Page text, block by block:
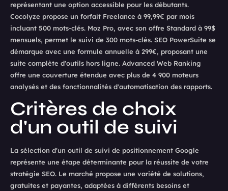
représentant une option accessible pour les débutants.
Cocolyze propose un forfait Freelance à 99,99€ par mois
incluant 500 mots-clés. Moz Pro, avec son offre Standard à 99$
mensuels, permet le suivi de 300 mots-clés. SEO PowerSuite se
démarque avec une formule annuelle à 299€, proposant une
suite complète d'outils hors ligne. Advanced Web Ranking
offre une couverture étendue avec plus de 4 900 moteurs
analysés et des fonctionnalités d'automatisation des rapports.
Critères de choix
d'un outil de suivi
La sélection d'un outil de suivi de positionnement Google
représente une étape déterminante pour la réussite de votre
stratégie SEO. Le marché propose une variété de solutions,
gratuites et payantes, adaptées à différents besoins et